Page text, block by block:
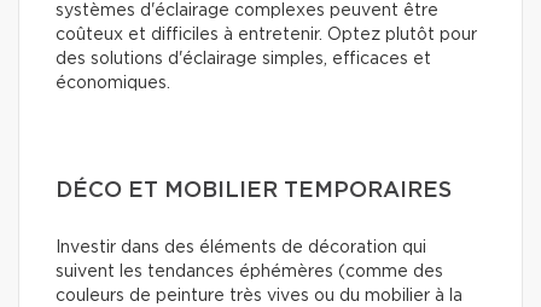
systèmes d'éclairage complexes peuvent être
coûteux et difficiles à entretenir. Optez plutôt pour
des solutions d'éclairage simples, efficaces et
économiques.
DÉCO ET MOBILIER TEMPORAIRES
Investir dans des éléments de décoration qui
suivent les tendances éphémères (comme des
couleurs de peinture très vives ou du mobilier à la